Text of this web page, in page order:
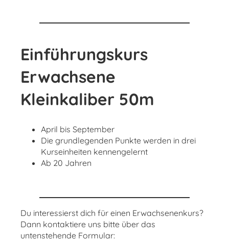
Einführungskurs
Erwachsene
Kleinkaliber 50m
April bis September
Die grundlegenden Punkte werden in drei
Kurseinheiten kennengelernt
Ab 20 Jahren
Du interessierst dich für einen Erwachsenenkurs?
Dann kontaktiere uns bitte über das
untenstehende Formular: